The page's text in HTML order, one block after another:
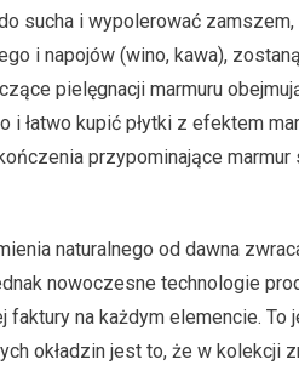
sucha i wypolerować
i napojów (wino, kawa),
pielęgnacji marmuru
i łatwo kupić płytki z efektem
przypominające
naturalnego od dawna
nowoczesne technologie
faktury na każdym elemencie. To
okładzin jest to, że w kolekcji